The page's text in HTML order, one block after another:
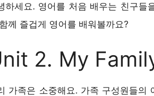
하세요. 영어를 처음 배우는 친구들
께 즐겁게 영어를 배워볼까요?
2. My
가족은 소중해요. 가족 구성원들의